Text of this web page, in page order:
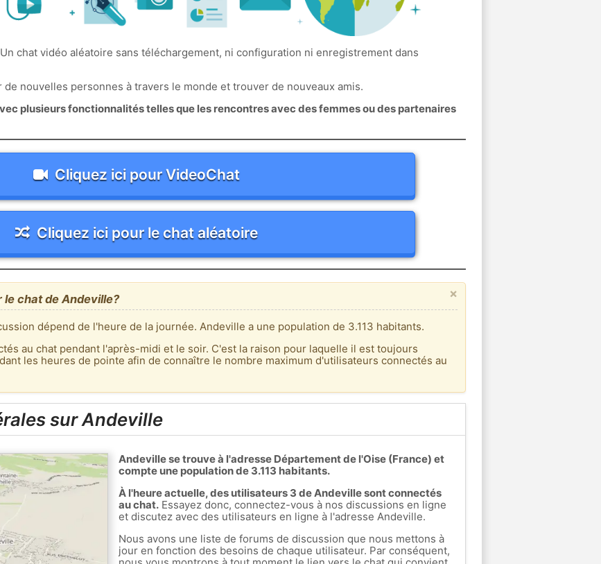
chat vidéo aléatoire sans téléchargement, ni configuration ni enregistrement dans
nouvelles personnes à travers le monde et trouver de nouveaux amis.
plusieurs fonctionnalités telles que les rencontres avec des femmes ou des partenaires
Cliquez ici pour VideoChat
Cliquez ici pour le chat aléatoire
×
chat de Andeville?
dépend de l'heure de la journée. Andeville a une population de 3.113 habitants.
au chat pendant l'après-midi et le soir. C'est la raison pour laquelle il est toujours
les heures de pointe afin de connaître le nombre maximum d'utilisateurs connectés au
sur Andeville
Andeville se trouve à l'adresse Département de l'Oise (France) et
compte une population de 3.113 habitants.
À l'heure actuelle, des utilisateurs 3 de Andeville sont connectés
au chat.Essayez donc, connectez-vous à nos discussions en ligne
et discutez avec des utilisateurs en ligne à l'adresse Andeville.
Nous avons une liste de forums de discussion que nous mettons à
jour en fonction des besoins de chaque utilisateur. Par conséquent,